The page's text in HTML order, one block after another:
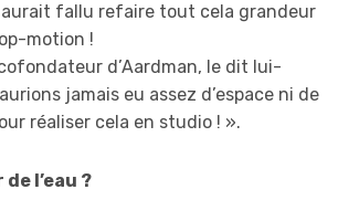
fallu refaire tout cela grandeur
motion !
d’Aardman, le dit lui-
jamais eu assez d’espace ni de
réaliser cela en studio ! ».
l’eau ?